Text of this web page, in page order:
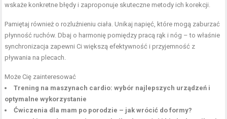
wskaże konkretne błędy i zaproponuje skuteczne metody ich korekcji.
Pamiętaj również o rozluźnieniu ciała. Unikaj napięć, które mogą zaburzać
płynność ruchów. Dbaj o harmonię pomiędzy pracą rąk i nóg – to właśnie
synchronizacja zapewni Ci większą efektywność i przyjemność z
pływania na plecach.
Może Cię zainteresować
Trening na maszynach cardio: wybór najlepszych urządzeń i
optymalne wykorzystanie
Ćwiczenia dla mam po porodzie – jak wrócić do formy?